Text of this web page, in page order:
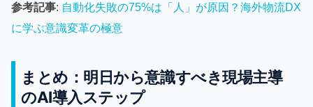
参考記事: 自動化失敗の75%は「人」が原因？海外物流DX
に学ぶ意識変革の極意
まとめ：明日から意識すべき現場主導
のAI導入ステップ